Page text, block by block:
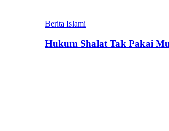
Berita Islami
Hukum Shalat Tak Pakai